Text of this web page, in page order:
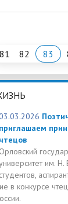
81 82 83
приглашаем
чтецов
Орловский
им.
студентов,
в конкурсе